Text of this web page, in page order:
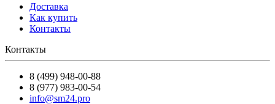
Доставка
Как купить
Контакты
Контакты
8 (499) 948-00-88
8 (977) 983-00-54
info@sm24.pro